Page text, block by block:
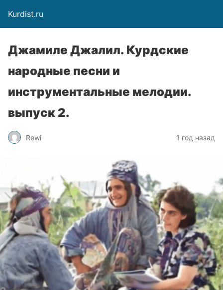
Kurdist.ru
Джамиле Джалил. Курдские
народные песни и
инструментальные мелодии.
выпуск 2.
Rewi 1 год назад